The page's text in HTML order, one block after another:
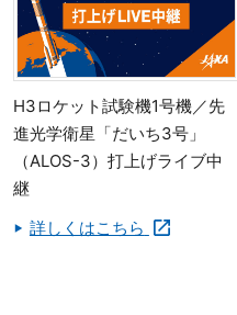
H3ロケット試験機1号機／先
進光学衛星「だいち3号」
（ALOS-3）打上げライブ中
継
詳しくはこちら